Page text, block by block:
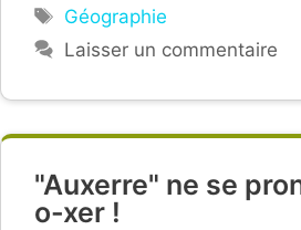
Étiquettes
Géographie
Laisser un commentaire
"Auxerre" ne se
o-xer !